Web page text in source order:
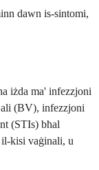
dawn is-sintomi,
iżda ma' infezzjoni
(BV), infezzjoni
(STIs) bħal
kisi vaġinali, u